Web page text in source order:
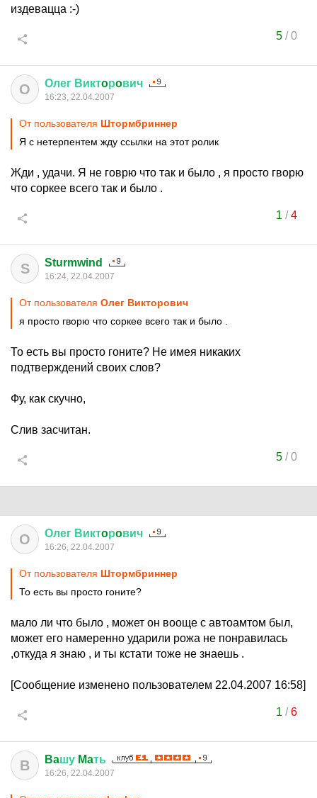
издевацца :-)
5/0
О Олег Виктoрoвич
16:23, 22.04.2007
От пользователя Штормбриннер
Я с нетерпентем жду ссылки на этот ролик
Жди , удачи. Я не говрю что так и было , я просто гворю
что соркее всего так и было .
1 /4
S Sturmwind
16:24, 22.04.2007
От пользователя Олег Виктoрoвич
я просто гворю что соркее всего так и было .
То есть вы просто гоните? Не имея никаких
подтверждений своих слов?
Фу, как скучно,
Слив засчитан.
5/0
О Олег Виктoрoвич
16:26, 22.04.2007
От пользователя Штормбриннер
То есть вы просто гоните?
мало ли что было , может он вооще с автоамтом был,
может его намеренно ударили рожа не понравилась
,откуда я знаю , и ты кстати тоже не знаешь .
[Сообщение изменено пользователем 22.04.2007 16:58]
1 /6
B Baшу Maть
16:26, 22.04.2007